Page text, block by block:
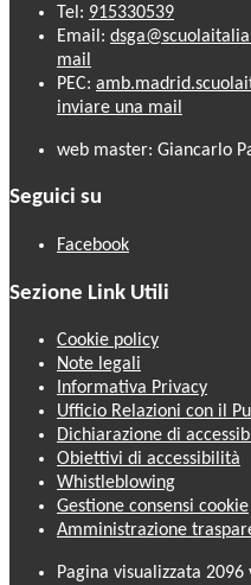
Tel: 915330539
Email:
mail
PEC:
inviare una mail
web master: Giancarlo
Seguici su
Facebook
Sezione Link Utili
Cookie policy
Note legali
Informativa Privacy
Ufficio Relazioni con il
Dichiarazione di
Obiettivi di accessibilità
Whistleblowing
Gestione consensi cookie
Amministrazione
Pagina visualizzata 2096